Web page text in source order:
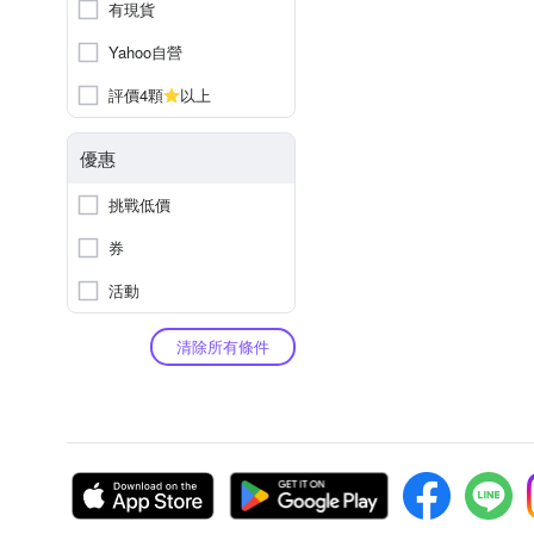
有現貨
Yahoo自營
評價4顆
以上
優惠
挑戰低價
券
活動
清除所有條件